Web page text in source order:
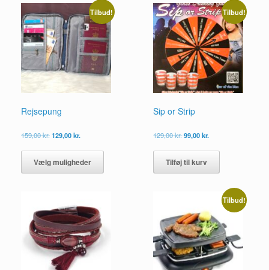
Tilbud!
Rejsepung
159,00kr.Den
pris
var:
159,00 kr..
129,00kr.
pris
er:
129,00 kr..
Vælg muligheder
har
vælges
Tilbud!
Sip or Strip
129,00kr.Den
pris
var:
129,00 kr..
99,00kr.
pris
99,00 kr..
Tilføj til kurv
Tilbud!